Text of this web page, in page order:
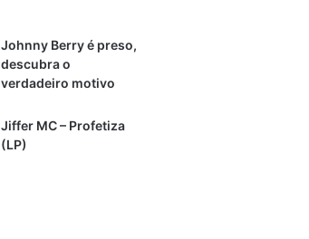
Johnny Berry é preso,
descubra o
verdadeiro motivo
Jiffer MC – Profetiza
(LP)